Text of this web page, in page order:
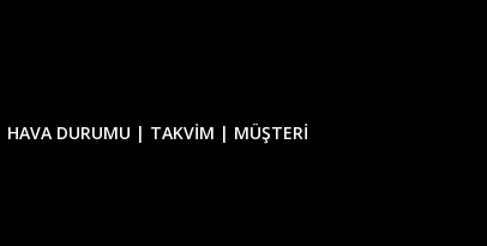
HAVA DURUMU | TAKVİM | MÜŞTERİ